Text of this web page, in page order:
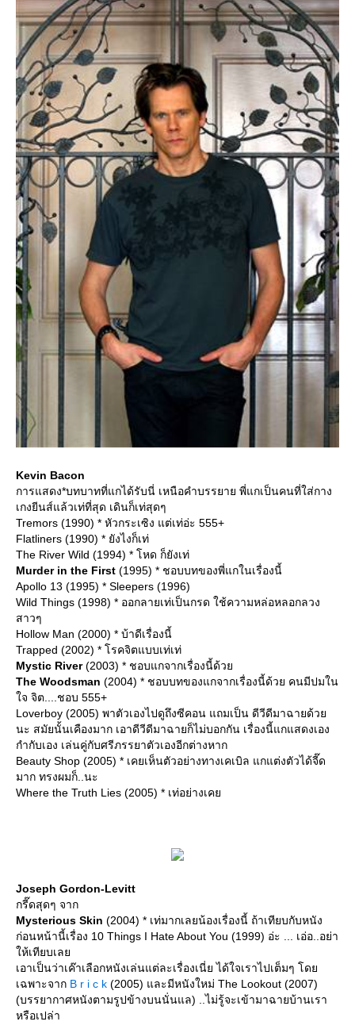
Kevin Bacon
การแสดง*บทบาทที่แกได้รับนี่ เหนือคำบรรยาย พี่แกเป็นคนที่ใส่กาง
เกงยีนส์แล้วเท่ที่สุด เดินก็เท่สุดๆ
Tremors (1990) * หัวกระเซิง แต่เท่อ่ะ 555+
Flatliners (1990) * ยังไงก็เท่
The River Wild (1994) * โหด ก็ยังเท่
Murder in the First (1995) * ชอบบทของพี่แกในเรื่องนี้
Apollo 13 (1995) * Sleepers (1996)
Wild Things (1998) * ออกลายเท่เป็นกรด ใช้ความหล่อหลอกลวง
สาวๆ
Hollow Man (2000) * บ้าดีเรื่องนี้
Trapped (2002) * โรคจิตแบบเท่เท่
Mystic River(2003) * ชอบแกจากเรื่องนี้ด้ว
The Woodsman (2004) * ชอบบทของแกจากเรื่องนี้ด้วย คนมีปมใน
จ จิต....ชอบ 555+
Loverboy (2005) พาตัวเองไปดูถึงซีคอน แถมเป็น ดีวีดีมาฉายด้ว
นะ สมัยนั้นเคืองมาก เอาดีวีดีมาฉายก็ไม่บอกกัน เรื่องนี้แกแสดงเอง
กำกับเอง เล่นคู่กับศรีภรรยาตัวเองอีกต่างหาก
Beauty Shop (2005) * เคยเห็นตัวอย่างทางเคเบิล แกแต่งตัวได้จี๊ด
มาก ทรงผมก็..นะ
Where the Truth Lies (2005) * เท่อย่างเค
Joseph Gordon-Levitt
กรี๊ดสุดๆ จาก
Mysterious Skin (2004) * เท่มากเลยน้องเรื่องนี้ ถ้าเทียบกับหนัง
ก่อนหน้านี้เรื่อง 10 Things I Hate About You (1999) อ่ะ ... เอ่อ..อย่า
ห้เทียบเล
เอาเป็นว่าเค๊าเลือกหนังเล่นแต่ละเรื่องเนี่ย ได้ใจเราไปเต็มๆ โด
เฉพาะจาก B r i c k (2005) และมีหนังใหม่ The Lookout (2007)
(บรรยากาศหนังตามรูปข้างบนนั่นแล) ..ไม่รู้จะเข้ามาฉายบ้านเรา
หรือเปล่า